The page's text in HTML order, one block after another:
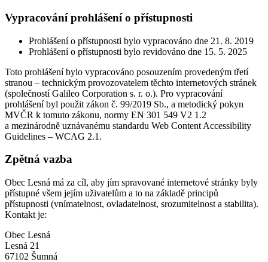
Vypracování prohlášení o přístupnosti
Prohlášení o přístupnosti bylo vypracováno dne 21. 8. 2019
Prohlášení o přístupnosti bylo revidováno dne 15. 5. 2025
Toto prohlášení bylo vypracováno posouzením provedeným třetí
stranou – technickým provozovatelem těchto internetových stránek
(společností Galileo Corporation s. r. o.). Pro vypracování
prohlášení byl použit zákon č. 99/2019 Sb., a metodický pokyn
MVČR k tomuto zákonu, normy EN 301 549 V2 1.2
a mezinárodně uznávanému standardu Web Content Accessibility
Guidelines – WCAG 2.1.
Zpětná vazba
Obec Lesná má za cíl, aby jím spravované internetové stránky byly
přístupné všem jejím uživatelům a to na základě principů
přístupnosti (vnímatelnost, ovladatelnost, srozumitelnost a stabilita).
Kontakt je:
Obec Lesná
Lesná 21
67102 Šumná